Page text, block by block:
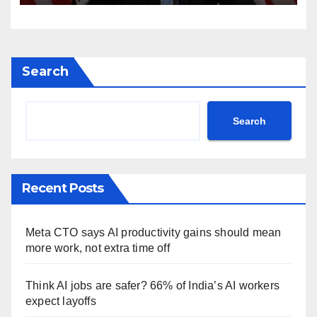
post Khamenei ntc rttm
Search
Search
Recent Posts
Meta CTO says AI productivity gains should mean
more work, not extra time off
Think AI jobs are safer? 66% of India’s AI workers
expect layoffs